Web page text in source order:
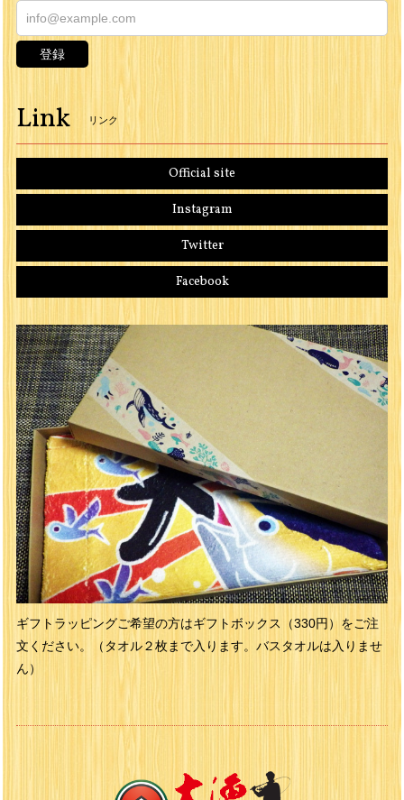
登録
Link リンク
Official site
Instagram
Twitter
Facebook
ギフトラッピングご希望の方はギフトボックス（330円）をご注
文ください。（タオル２枚まで入ります。バスタオルは入りませ
ん）